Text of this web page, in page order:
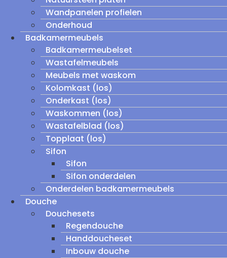
Wandpanelen profielen
Onderhoud
Badkamermeubels
Badkamermeubelset
Wastafelmeubels
Meubels met waskom
Kolomkast (los)
Onderkast (los)
Waskommen (los)
Wastafelblad (los)
Topplaat (los)
Sifon
Sifon
Sifon onderdelen
Onderdelen badkamermeubels
Douche
Douchesets
Regendouche
Handdoucheset
Inbouw douche